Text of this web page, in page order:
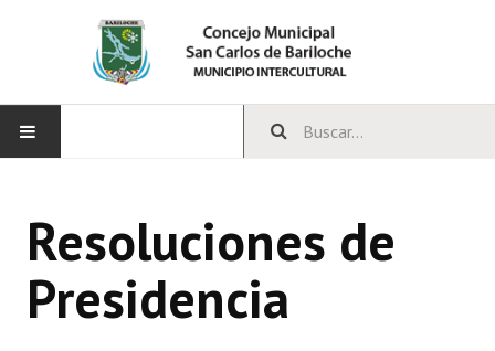
CONCEJO
Bloques Políticos
Resoluciones de
Presidencia